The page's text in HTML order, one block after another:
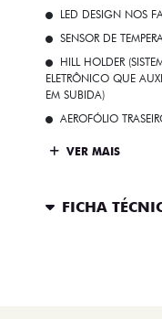
LED DESIGN NOS
SENSOR DE
HILL HOLDER
ELETRÔNICO QUE
EM SUBIDA)
AEROFÓLIO
VER MAIS
FICHA